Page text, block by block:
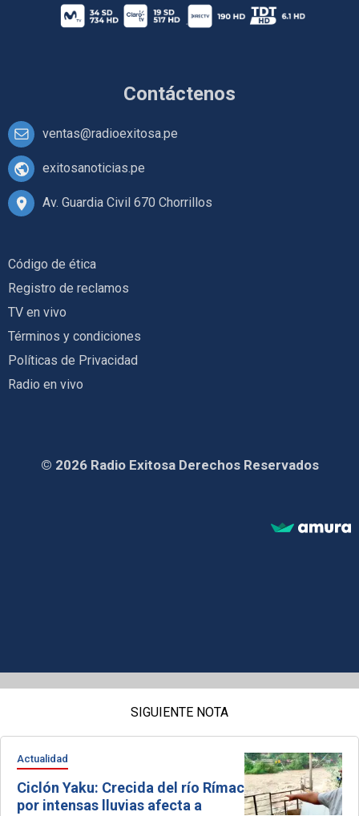
Contáctenos
ventas@radioexitosa.pe
exitosanoticias.pe
Av. Guardia Civil 670 Chorrillos
Código de ética
Registro de reclamos
TV en vivo
Términos y condiciones
Políticas de Privacidad
Radio en vivo
© 2026 Radio Exitosa Derechos Reservados
SIGUIENTE NOTA
Actualidad
Ciclón Yaku: Crecida del río Rímac
por intensas lluvias afecta a